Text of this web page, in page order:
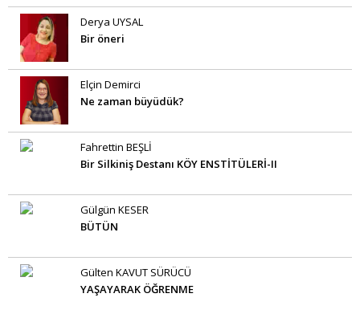
Derya UYSAL
Bir öneri
Elçin Demirci
Ne zaman büyüdük?
Fahrettin BEŞLİ
Bir Silkiniş Destanı KÖY ENSTİTÜLERİ-II
Gülgün KESER
BÜTÜN
Gülten KAVUT SÜRÜCÜ
YAŞAYARAK ÖĞRENME